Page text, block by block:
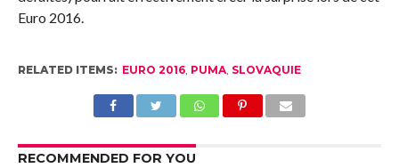
Euro 2016.
RELATED ITEMS: EURO 2016, PUMA, SLOVAQUIE
RECOMMENDED FOR YOU